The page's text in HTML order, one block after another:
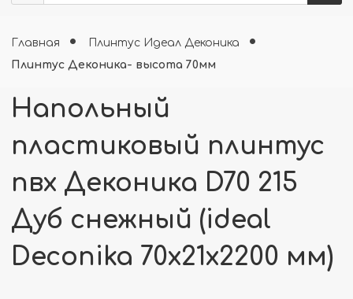
Главная
Плинтус Идеал Деконика
Плинтус Деконика- высота 70мм
Напольный
пластиковый плинтус
пвх Деконика D70 215
Дуб снежный (ideal
Deconika 70х21х2200 мм)